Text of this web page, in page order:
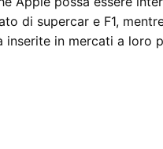
di supercar e F1,
inserite in mercati a loro